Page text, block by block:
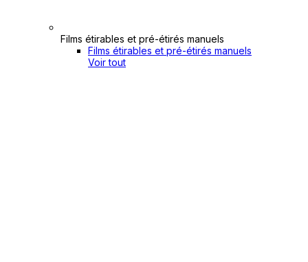
Films étirables et pré-étirés manuels
Films étirables et pré-étirés manuels
Voir tout